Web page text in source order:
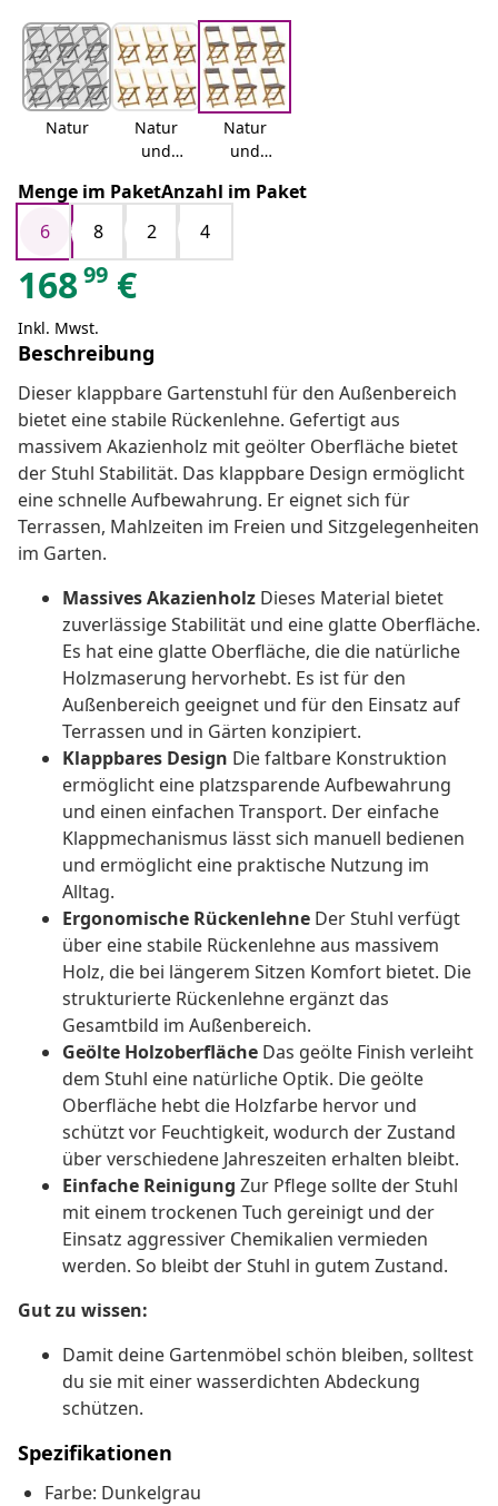
Natur
Natur
und
iß
Natur
und
au
Menge im PaketAnzahl im Paket
6
8 2 4
16899 €
Inkl. Mwst.
Beschreibung
Dieser klappbare Gartenstuhl für den Außenbereich
bietet eine stabile Rückenlehne. Gefertigt aus
massivem Akazienholz mit geölter Oberfläche bietet
der Stuhl Stabilität. Das klappbare Design ermöglicht
eine schnelle Aufbewahrung. Er eignet sich für
Terrassen, Mahlzeiten im Freien und Sitzgelegenheiten
im Garten.
Massives Akazienholz Dieses Material bietet
zuverlässige Stabilität und eine glatte Oberfläche.
Es hat eine glatte Oberfläche, die die natürliche
Holzmaserung hervorhebt. Es ist für den
Außenbereich geeignet und für den Einsatz auf
Terrassen und in Gärten konzipiert.
Klappbares Design Die faltbare Konstruktion
ermöglicht eine platzsparende Aufbewahrung
und einen einfachen Transport. Der einfache
Klappmechanismus lässt sich manuell bedienen
und ermöglicht eine praktische Nutzung im
Alltag.
Ergonomische Rückenlehne Der Stuhl verfügt
über eine stabile Rückenlehne aus massivem
Holz, die bei längerem Sitzen Komfort bietet. Die
strukturierte Rückenlehne ergänzt das
Gesamtbild im Außenbereich.
Geölte Holzoberfläche Das geölte Finish verleiht
dem Stuhl eine natürliche Optik. Die geölte
Oberfläche hebt die Holzfarbe hervor und
schützt vor Feuchtigkeit, wodurch der Zustand
über verschiedene Jahreszeiten erhalten bleibt.
Einfache Reinigung Zur Pflege sollte der Stuhl
mit einem trockenen Tuch gereinigt und der
Einsatz aggressiver Chemikalien vermieden
werden. So bleibt der Stuhl in gutem Zustand.
Gut zu wissen:
Damit deine Gartenmöbel schön bleiben, solltest
du sie mit einer wasserdichten Abdeckung
schützen.
Spezifikationen
Farbe: Dunkelgrau